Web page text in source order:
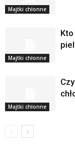
Majtki chłonne
Majtki chłonne
Majtki chłonne